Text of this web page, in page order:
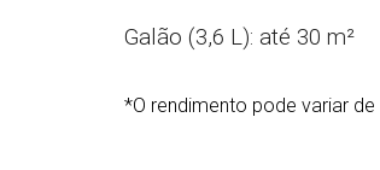
Galão (3,6 L): até 30 m²
*O rendimento pode variar